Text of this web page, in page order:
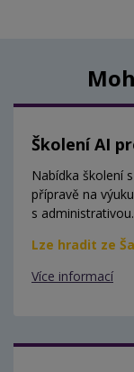
Školení AI
Nabídka školení
přípravě na
s administrativou.
Lze hradit ze
Více informací